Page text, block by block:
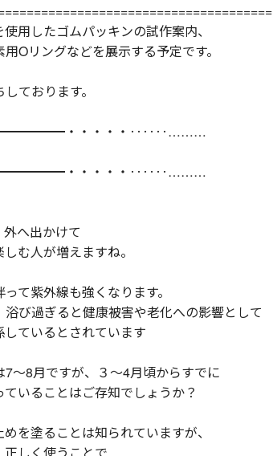
用したゴムパッキンの試作案内、
Oリングなどを展示する予定です。
ております。
・・・・・‥‥‥………
・・・・・‥‥‥………
へ出かけて
む人が増えますね。
て紫外線も強くなります。
び過ぎると健康被害や老化への影響として
ているとされています
～8月ですが、３～4月頃からすでに
いることはご存知でしょうか？
を塗ることは知られていますが、
しく使うことで